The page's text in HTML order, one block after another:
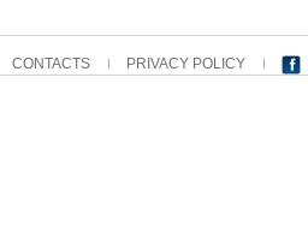
CONTACTS PRIVACY POLICY